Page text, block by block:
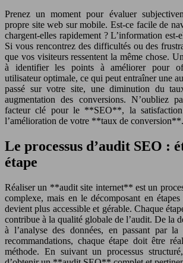
Prenez un moment pour évaluer
propre site web sur mobile. Est-ce facile de
chargent-elles rapidement ? L’information est-
Si vous rencontrez des difficultés ou des
que vos visiteurs ressentent la même chose.
à identifier les points à améliorer pour
utilisateur optimale, ce qui peut entraîner une
passé sur votre site, une diminution du
augmentation des conversions. N’oubliez
facteur clé pour le **SEO**, la
l’amélioration de votre **taux de conversion**.
Le processus d’audit SEO :
étape
Réaliser un **audit site internet** est un
complexe, mais en le décomposant en
devient plus accessible et gérable. Chaque
contribue à la qualité globale de l’audit. De la
à l’analyse des données, en passant par
recommandations, chaque étape doit être
méthode. En suivant un processus